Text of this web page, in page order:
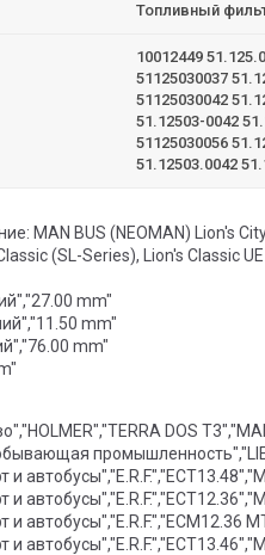
Топливный
10012449
51125030037
51125030042
51.12503-0042
51125030056
51.12503.0042
MAN BUS (NEOMAN) Lion's
(SL-Series), Lion's Classic
mm"
mm"
mm"
DOS
и
и
и автобусы","E.R.F.","ECM12.36
и